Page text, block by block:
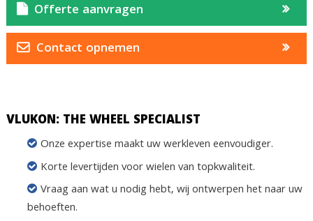
Offerte aanvragen
Contact opnemen
VLUKON: THE WHEEL SPECIALIST
Onze expertise maakt uw werkleven eenvoudiger.
Korte levertijden voor wielen van topkwaliteit.
Vraag aan wat u nodig hebt, wij ontwerpen het naar uw
behoeften.